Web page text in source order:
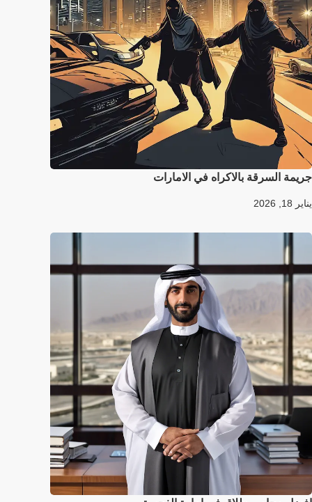
جريمة السرقة بالاكراه في الامارات
يناير 18, 2026